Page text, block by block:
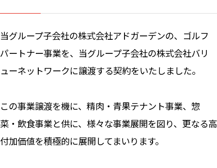
当グループ子会社の株式会社アドガーデンの、ゴルフ
パートナー事業を、当グループ子会社の株式会社バリ
ューネットワークに譲渡する契約をいたしました。
この事業譲渡を機に、精肉・青果テナント事業、惣
菜・飲食事業と供に、様々な事業展開を図り、更なる高
付加価値を積極的に展開してまいります。